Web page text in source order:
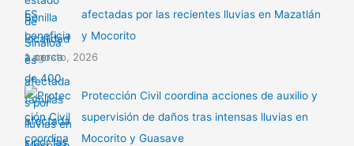
afectadas por las recientes lluvias en Mazatlán
y Mocorito
1 agosto, 2026
Protección Civil coordina acciones de auxilio y
supervisión de daños tras intensas lluvias en
Mocorito y Guasave